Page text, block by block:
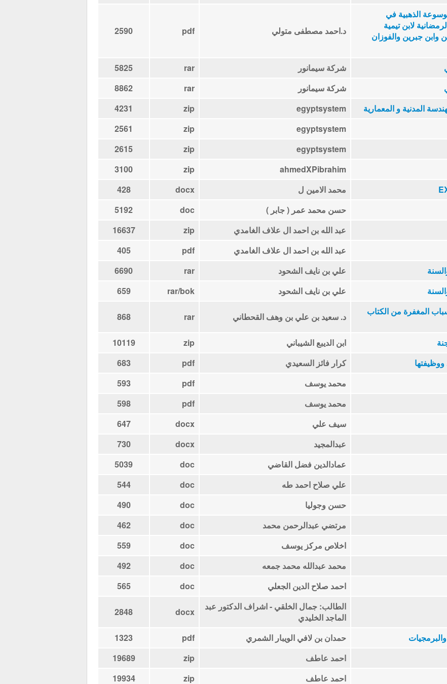
الكبرى (9) الموسوعة الذهبية في
لابن تيمية
وابن جبرين والفوزان
د.احمد مصطفى متولي pdf
2590
شركة سيمانور rar
5825
شركة سيمانور rar
8862
المدنية و المعمارية egyptsystem
zip
4231
egyptsystem
zip
2561
egyptsystem
zip
2615
ahmedXPibrahim
zip
3100
محمد الامين ل docx
428
حسن محمد عمر ( جابر ) doc
5192
عبد الله بن احمد ال علاف الغامدي zip
16637
عبد الله بن احمد ال علاف الغامدي pdf
405
علي بن نايف الشحود rar
6690
علي بن نايف الشحود rar/bok
659
المغفرة من الكتاب
د. سعيد بن علي بن وهف القحطاني rar
868
ابن الديبع الشيباني zip
10119
ووظيفتها كرار فائز السعيدي pdf
683
محمد يوسف pdf
593
محمد يوسف pdf
598
سيف علي docx
647
عبدالمجيد docx
730
عمادالدين فضل القاضي doc
5039
علي صلاح احمد طه doc
544
حسن وجوليا doc
490
مرتضي عبدالرحمن محمد doc
462
اخلاص مركز يوسف doc
559
محمد عبدالله محمد جمعه doc
492
احمد صلاح الدين الجعلي doc
565
الطالب: جمال الخلقي - اشراف الدكتور عبد
الماجد الخليدي
docx
2848
حمدان بن لافي الويبار الشمري pdf
1323
احمد عاطف zip
19689
احمد عاطف zip
19934